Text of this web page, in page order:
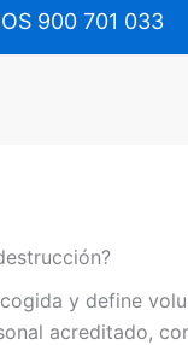
900 701 033
y define
acreditado,